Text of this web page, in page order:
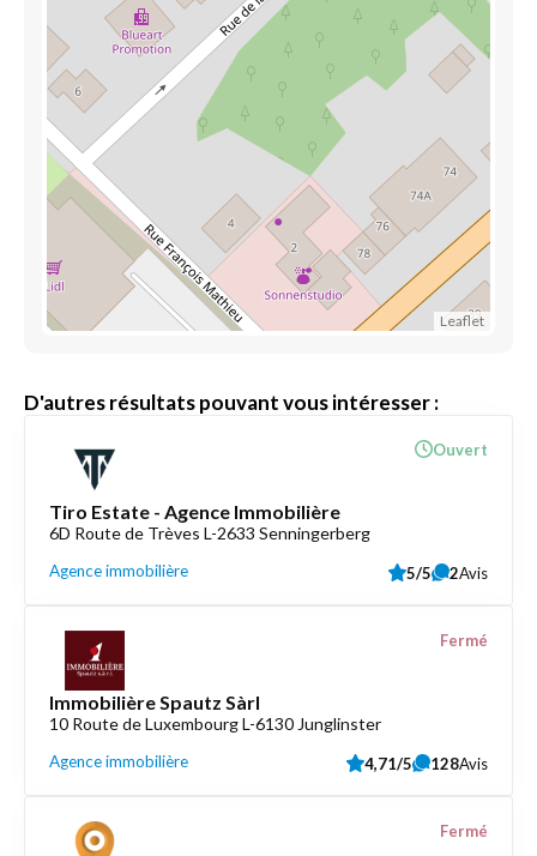
Leaflet
D'autres résultats pouvant vous intéresser :
Tiro Estate - Agence Immobilière
6D Route de Trèves L-2633 Senningerberg
Agence immobilière
Ouvert
5/5 2Avis
Immobilière Spautz Sàrl
10 Route de Luxembourg L-6130 Junglinster
Agence immobilière
Fermé
4,71/5 128Avis
Fermé